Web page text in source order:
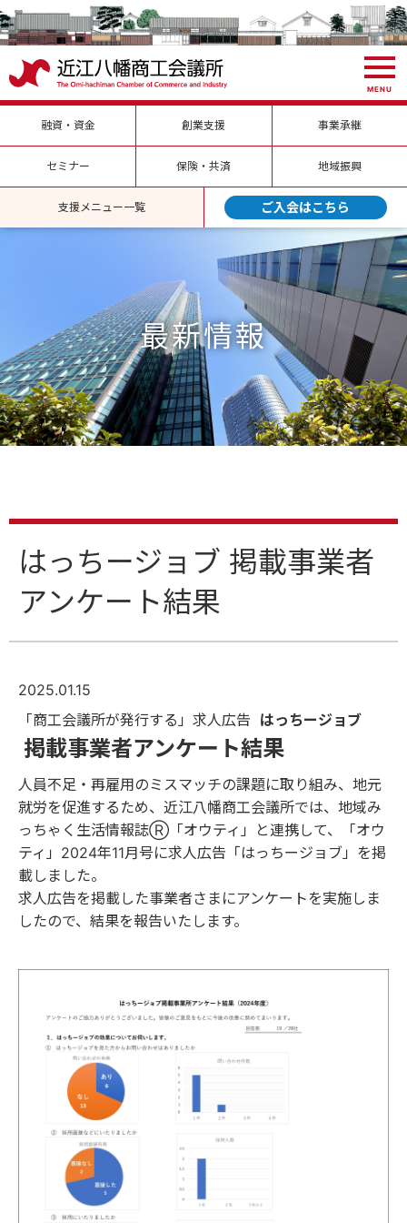
MENU
融資・資金 創業支援 事業承継
セミナー 保険・共済 地域振興
支援メニュー一覧 ご入会はこちら
最新情報
はっちージョブ 掲載事業者
アンケート結果
2025.01.15
「商工会議所が発行する」求人広告 はっちージョブ
掲載事業者アンケート結果
人員不足・再雇用のミスマッチの課題に取り組み、地元
就労を促進するため、近江八幡商工会議所では、地域み
っちゃく生活情報誌Ⓡ「オウティ」と連携して、「オウ
ティ」2024年11月号に求人広告「はっちージョブ」を掲
載しました。
求人広告を掲載した事業者さまにアンケートを実施しま
したので、結果を報告いたします。